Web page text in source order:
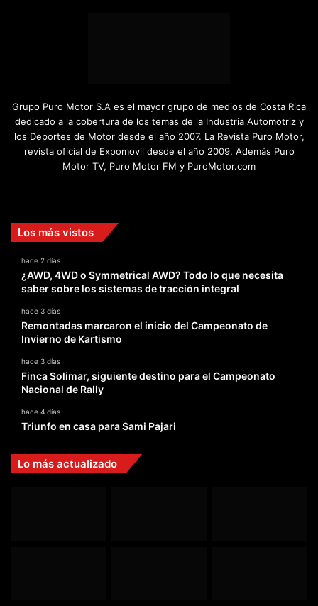
Grupo Puro Motor S.A es el mayor grupo de medios de Costa Rica
dedicado a la cobertura de los temas de la Industria Automotriz y
los Deportes de Motor desde el año 2007. La Revista Puro Motor,
revista oficial de Expomovil desde el año 2009. Además Puro
Motor TV, Puro Motor FM y PuroMotor.com
Los más vistos
hace 2 días
¿AWD, 4WD o Symmetrical AWD? Todo lo que necesita
saber sobre los sistemas de tracción integral
hace 3 días
Remontadas marcaron el inicio del Campeonato de
Invierno de Kartismo
hace 3 días
Finca Solimar, siguiente destino para el Campeonato
Nacional de Rally
hace 4 días
Triunfo en casa para Sami Pajari
Lo más actualizado